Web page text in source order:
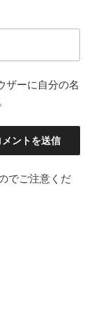
ザーに自分の名
でご注意くだ